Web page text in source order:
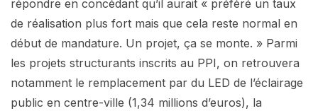
répondre en concédant qu’il aurait « préféré un taux
de réalisation plus fort mais que cela reste normal en
début de mandature. Un projet, ça se monte. » Parmi
les projets structurants inscrits au PPI, on retrouvera
notamment le remplacement par du LED de l’éclairage
public en centre-ville (1,34 millions d’euros), la